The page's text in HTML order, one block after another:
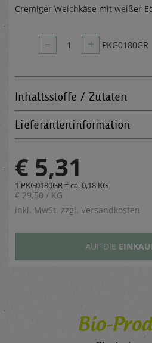
Cremiger Weichkäse mit weißer
– 1 + PKG0180GR
Inhaltsstoffe / Zutaten
Lieferanteninformation
€ 5,31
1 PKG0180GR = ca. 0,18 KG
€ 29,50 / KG
inkl. MwSt. zzgl. Versandkosten
AUF DIE
Bio-